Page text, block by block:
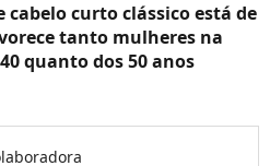
cabelo curto clássico está de
tanto mulheres na
quanto dos 50 anos